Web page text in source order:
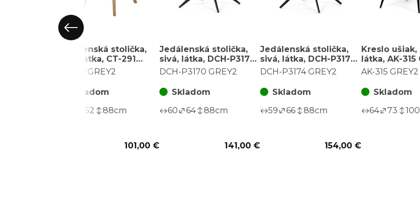
Jedálenská stolička,
sivá, látka, CT-291
CT-291 GREY2
Skladom
52 88cm
101,00 €
Jedálenská stolička,
sivá, látka, DCH-P3170
GREY2
DCH-P3170 GREY2
Skladom
60
64 88cm
141,00 €
Jedálenská stolička,
sivá, látka, DCH-P3174
GREY2
DCH-P3174 GREY2
Skladom
59
66 88cm
154,00 €
Kreslo ušiak,
látka, AK-315
AK-315 GREY2
Skladom
64
73 100